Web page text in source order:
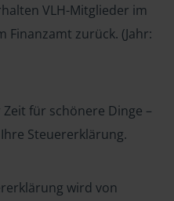
VLH-Mitglieder im
Finanzamt zurück. (Jahr:
für schönere Dinge –
Steuererklärung.
wird von